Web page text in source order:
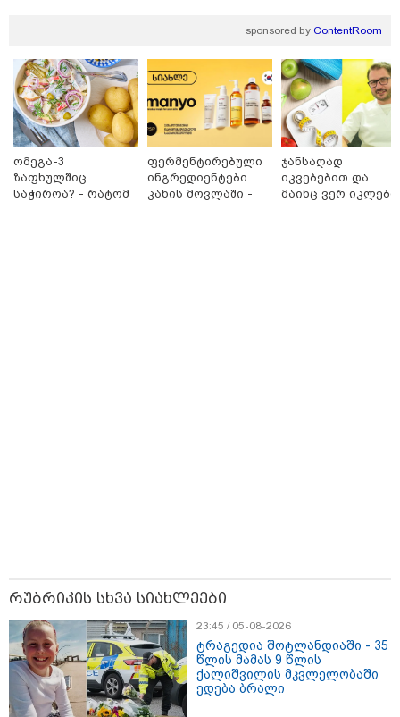
"მიტროპოლიტი გერასიმე სამღვდელოებასთან
ერთად იმყოფებოდა ლანა ლატარიას სახლში და
გარდაცვლილის სულის საოხად პანაშვიდი
აღავლინა" - საპატრიარქო
sponsored by ContentRoom
ომეგა-3
ზაფხულშიც
საჭიროა? - რატომ
ფერმენტირებული
ინგრედიენტები
კანის მოვლაში -
ჯანსაღად
იკვებებით და
მაინც ვერ იკლებთ
რუბრიკის სხვა სიახლეები
23:45 / 05-08-2026
ტრაგედია შოტლანდიაში - 35
წლის მამას 9 წლის
ქალიშვილის მკვლელობაში
ედება ბრალი